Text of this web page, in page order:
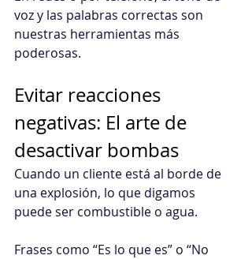
voz y las palabras correctas son
nuestras herramientas más
poderosas.
Evitar reacciones
negativas: El arte de
desactivar bombas
Cuando un cliente está al borde de
una explosión, lo que digamos
puede ser combustible o agua.
Frases como “Es lo que es” o “No